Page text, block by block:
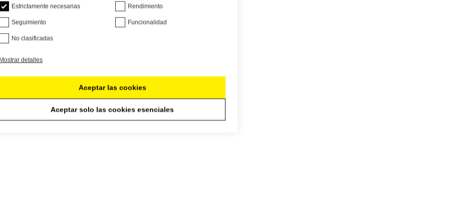
Estrictamente necesarias Rendimiento
Seguimiento Funcionalidad
No clasificadas
detalles
Aceptar las cookies
Aceptar solo las cookies esenciales